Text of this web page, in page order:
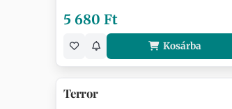
5 680 Ft
Kosárba
Terror